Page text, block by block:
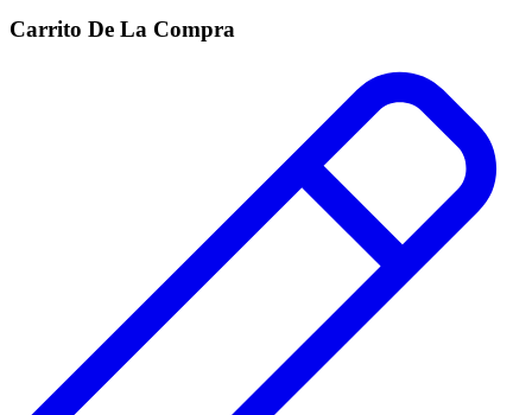
Carrito De La Compra